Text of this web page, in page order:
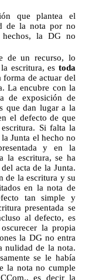
que plantea el
de la nota por no
la DG no
de un recurso, lo
escritura, es toda
de actuar del
La encubre con la
de exposición de
que dan lugar a la
el defecto de que
Si falta la
Junta el hecho no
y en la
la escritura, se ha
acta de la Junta.
de la escritura y su
en la nota de
tan simple y
presentada se
al defecto, es
la propia
la DG no entra
nulidad de la nota.
se le había
la nota no cumple
es decir la